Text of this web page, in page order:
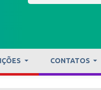
CONTATOS